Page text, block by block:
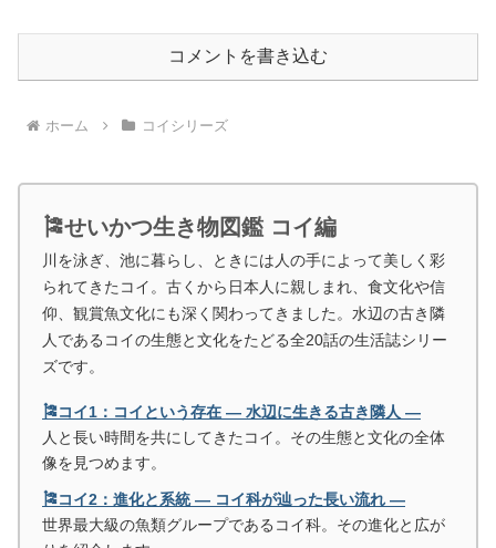
コメントを書き込む
ホーム コイシリーズ
🎏せいかつ生き物図鑑 コイ編
川を泳ぎ、池に暮らし、ときには人の手によって美しく彩
られてきたコイ。古くから日本人に親しまれ、食文化や信
仰、観賞魚文化にも深く関わってきました。水辺の古き隣
人であるコイの生態と文化をたどる全20話の生活誌シリー
ズです。
🎏コイ1：コイという存在 ― 水辺に生きる古き隣人 ―
人と長い時間を共にしてきたコイ。その生態と文化の全体
像を見つめます。
🎏コイ2：進化と系統 ― コイ科が辿った長い流れ ―
世界最大級の魚類グループであるコイ科。その進化と広が